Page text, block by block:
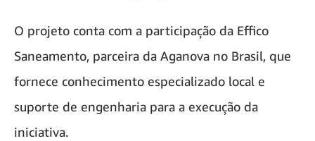
O projeto conta com a participação da Effico
Saneamento, parceira da Aganova no Brasil, que
fornece conhecimento especializado local e
suporte de engenharia para a execução da
iniciativa.